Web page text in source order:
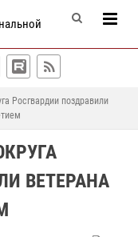
Росгвардии поздравили
ВЕТЕРАНА